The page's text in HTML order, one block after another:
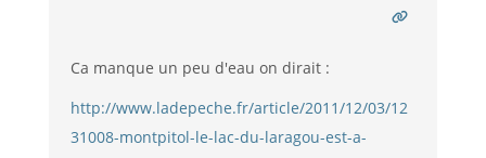
Ca manque un peu d'eau on dirait :
http://www.ladepeche.fr/article/2011/12/03/12
31008-montpitol-le-lac-du-laragou-est-a-